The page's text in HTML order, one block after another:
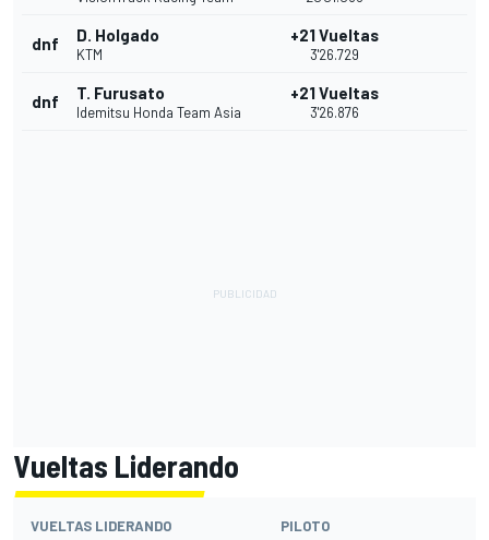
dnf D. Holgado
KTM
+21 Vueltas
3'26.729
dnf T. Furusato
Idemitsu Honda Team Asia
+21 Vueltas
3'26.876
Vueltas Liderando
VUELTAS LIDERANDO PILOTO